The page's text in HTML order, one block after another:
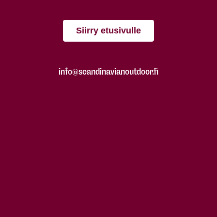
Siirry etusivulle
info@scandinavianoutdoor.fi